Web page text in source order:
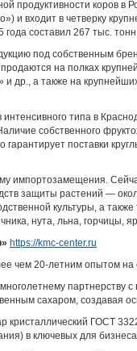
продуктивности коров в
и входит в четверку
составил 267 тыс. тонн
под собственным
на полках
и др., а также на
интенсивного типа в
собственного
поставки
импортозамещения.
защиты растений —
культуры, а также
нута, льна, горчицы,
https://kmc-center.ru
чем 20-летним опытом на
сахаром, создавая
ГОСТ
в ключевых для